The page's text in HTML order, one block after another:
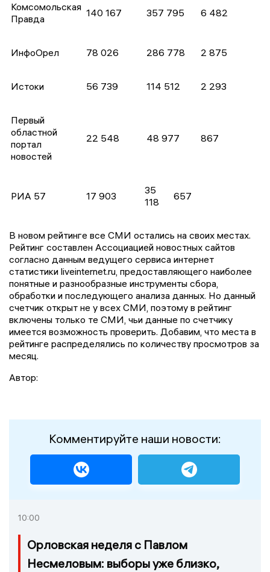
Комсомольская
Правда
140 167 357 795 6 482
ИнфоОрел 78 026 286 778 2 875
Истоки 56 739 114 512 2 293
Первый
областной
портал
новостей
22 548 48 977 867
РИА 57 17 903
35
118
657
В новом рейтинге все СМИ остались на своих местах.
Рейтинг составлен Ассоциацией новостных сайтов
согласно данным ведущего сервиса интернет
статистики liveinternet.ru, предоставляющего наиболее
понятные и разнообразные инструменты сбора,
обработки и последующего анализа данных. Но данный
счетчик открыт не у всех СМИ, поэтому в рейтинг
включены только те СМИ, чьи данные по счетчику
имеется возможность проверить. Добавим, что места в
рейтинге распределялись по количеству просмотров за
месяц.
Автор:
Комментируйте наши новости:
10:00
Орловская неделя с Павлом
Несмеловым: выборы уже близко,